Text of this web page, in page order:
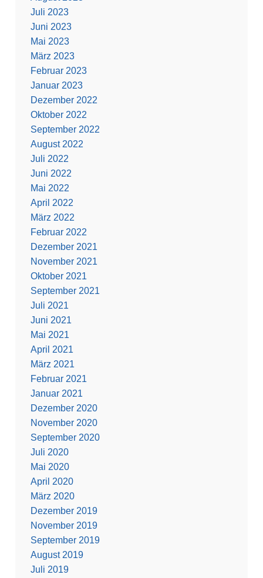
Juli 2023
Juni 2023
Mai 2023
März 2023
Februar 2023
Januar 2023
Dezember 2022
Oktober 2022
September 2022
August 2022
Juli 2022
Juni 2022
Mai 2022
April 2022
März 2022
Februar 2022
Dezember 2021
November 2021
Oktober 2021
September 2021
Juli 2021
Juni 2021
Mai 2021
April 2021
März 2021
Februar 2021
Januar 2021
Dezember 2020
November 2020
September 2020
Juli 2020
Mai 2020
April 2020
März 2020
Dezember 2019
November 2019
September 2019
August 2019
Juli 2019